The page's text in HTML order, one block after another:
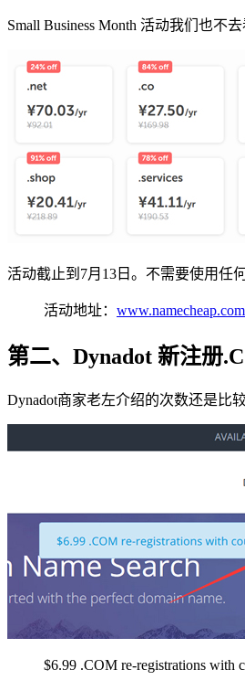
Small Business Month 活动我们也不
活动截止到7月13日。不需要使用任
活动地址： www.namecheap.com
第二、Dynadot 新注册
Dynadot商家老左介绍的次数还是比
$6.99 .COM re-registrations with